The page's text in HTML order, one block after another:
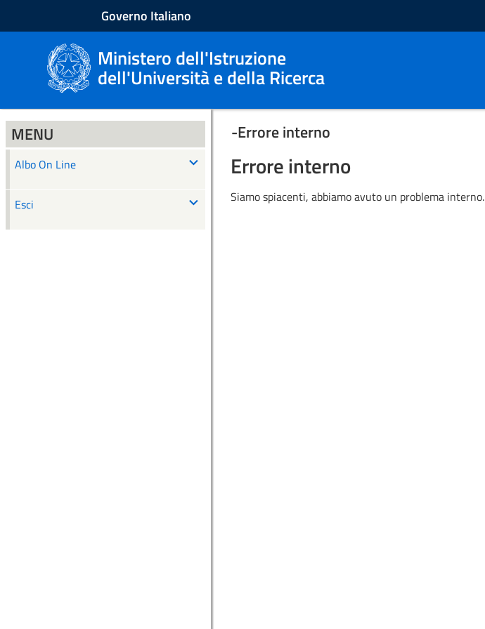
Governo Italiano
Ministero dell'Istruzione
dell'Università e della Ricerca
MENU
Albo On Line
Esci
-Errore interno
Errore interno
Siamo spiacenti, abbiamo avuto un problema interno.